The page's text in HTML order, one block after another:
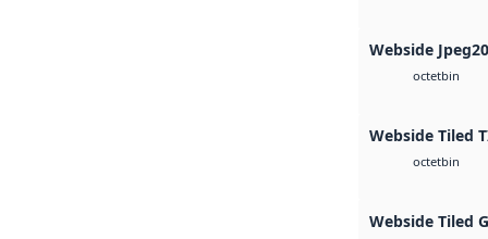
Webside
octetbin
Webside Tiled
octetbin
Webside Tiled